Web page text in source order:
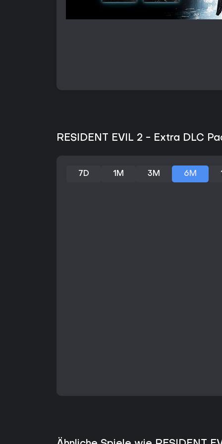
RESIDENT EVIL 2 - Extra DLC
7D 1M 3M 6M